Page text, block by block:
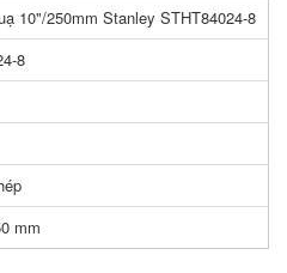
10"/250mm Stanley STHT84024-8
8
mm